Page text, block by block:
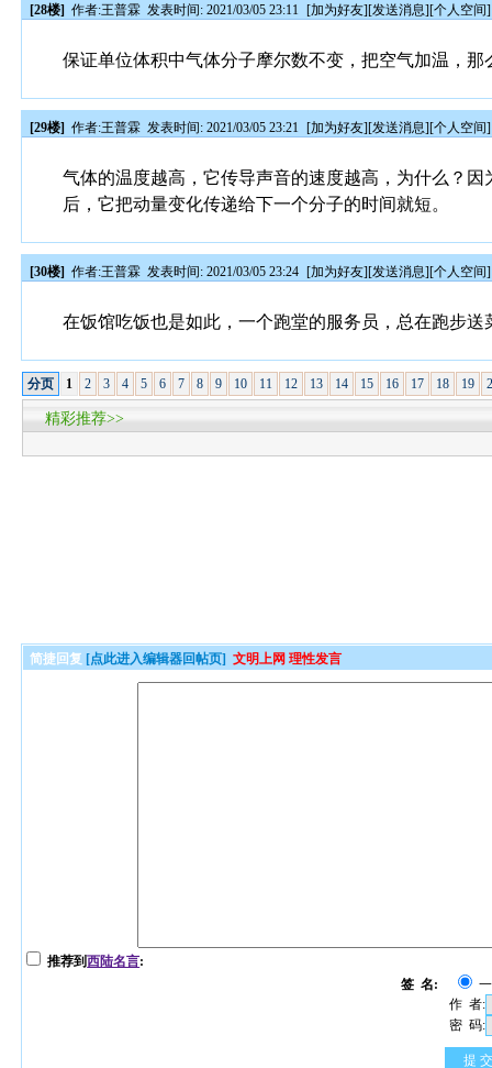
[28楼] 作者:王普霖 发表时间: 2021/03/05 23:11 [加为好友][发送消息][个人空间]
保证单位体积中气体分子摩尔数不变，把空气加温，
[29楼] 作者:王普霖 发表时间: 2021/03/05 23:21 [加为好友][发送消息][个人空间]
气体的温度越高，它传导声音的速度越高，为什么？
后，它把动量变化传递给下一个分子的时间就短。
[30楼] 作者:王普霖 发表时间: 2021/03/05 23:24 [加为好友][发送消息][个人空间]
在饭馆吃饭也是如此，一个跑堂的服务员，总在跑步
分页 1 2 3 4 5 6 7 8 9 10 11 12 13 14 15 16 17 18 19
精彩推荐>>
简捷回复 [点此进入编辑器回帖页] 文明上网 理性发言
推荐到西陆名言:
签 名:
作 者:
密 码:
提 交